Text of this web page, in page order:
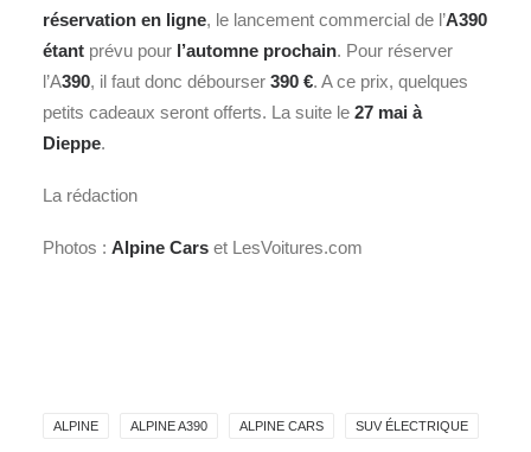
réservation en ligne, le lancement commercial de l’A390
étant prévu pour l’automne prochain. Pour réserver
l’A390, il faut donc débourser 390 €. A ce prix, quelques
petits cadeaux seront offerts. La suite le 27 mai à
Dieppe.
La rédaction
Photos : Alpine Cars et LesVoitures.com
ALPINE ALPINE A390 ALPINE CARS SUV ÉLECTRIQUE